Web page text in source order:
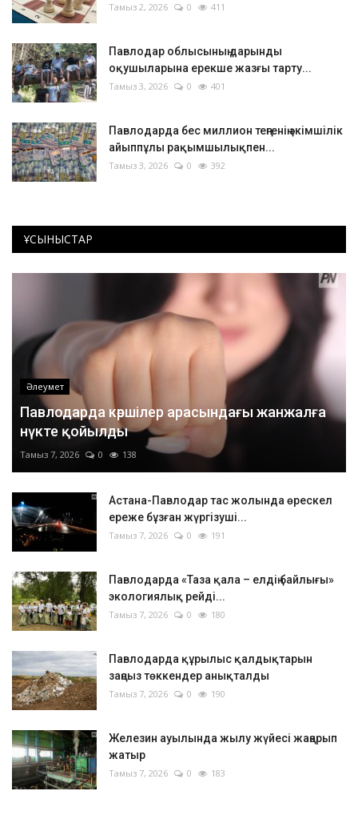
Тамыз 2, 2026 0 411
Павлодар облысының дарынды
оқушыларына ерекше жазғы тарту...
Тамыз 3, 2026 0 401
Павлодарда бес миллион теңгенің әкімшілік
айыппұлы рақымшылықпен...
Тамыз 3, 2026 0 392
ҰСЫНЫСТАР
Әлеумет
Павлодарда көршілер арасындағы жанжалға
нүкте қойылды
Тамыз 7, 2026 0 138
Астана-Павлодар тас жолында өрескел
ереже бұзған жүргізуші...
Тамыз 7, 2026 0 191
Павлодарда «Таза қала – елдің байлығы»
экологиялық рейді...
Тамыз 7, 2026 0 180
Павлодарда құрылыс қалдықтарын
заңсыз төккендер анықталды
Тамыз 7, 2026 0 190
Железин ауылында жылу жүйесі жаңарып
жатыр
Тамыз 7, 2026 0 183